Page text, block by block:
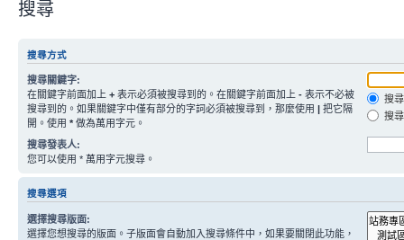
搜尋
搜尋方式
搜尋關鍵字:
在關鍵字前面加上 + 表示必須被搜尋到的。在關鍵字前面加上 - 表示不必被
搜尋到的。如果關鍵字中僅有部分的字詞必須被搜尋到，那麼使用 | 把它隔
開。使用 * 做為萬用字元。
搜
搜
搜尋發表人:
您可以使用 * 萬用字元搜尋。
搜尋選項
選擇搜尋版面:
選擇您想搜尋的版面。子版面會自動加入搜尋條件中，如果要關閉此功能，